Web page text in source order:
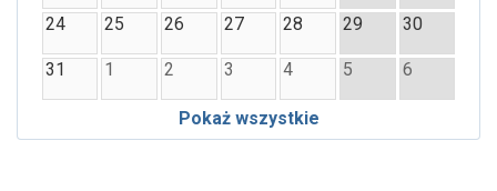
24 25 26 27 28 29 30
31 1 2 3 4 5 6
Pokaż wszystkie